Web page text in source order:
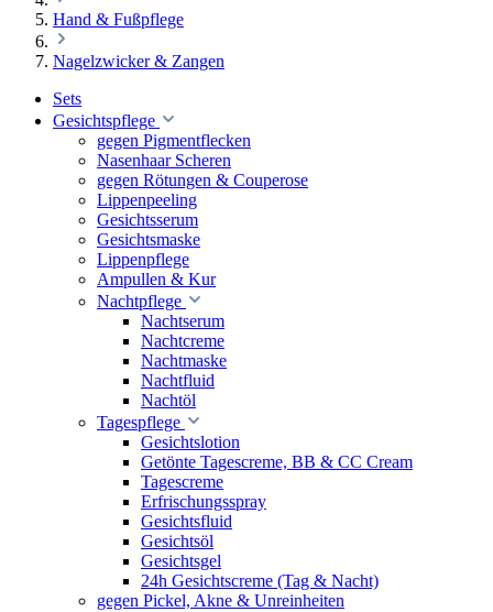
Hand & Fußpflege
Nagelzwicker & Zangen
Sets
Gesichtspflege
gegen Pigmentflecken
Nasenhaar Scheren
gegen Rötungen & Couperose
Lippenpeeling
Gesichtsserum
Gesichtsmaske
Lippenpflege
Ampullen & Kur
Nachtpflege
Nachtserum
Nachtcreme
Nachtmaske
Nachtfluid
Nachtöl
Tagespflege
Gesichtslotion
Getönte Tagescreme, BB & CC Cream
Tagescreme
Erfrischungsspray
Gesichtsfluid
Gesichtsöl
Gesichtsgel
24h Gesichtscreme (Tag & Nacht)
gegen Pickel, Akne & Unreinheiten